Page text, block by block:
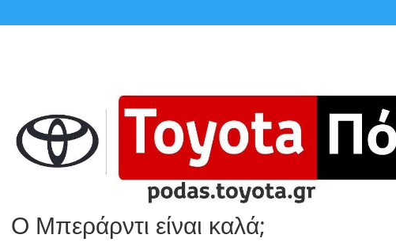
Ο Μπεράρντι είναι καλά;